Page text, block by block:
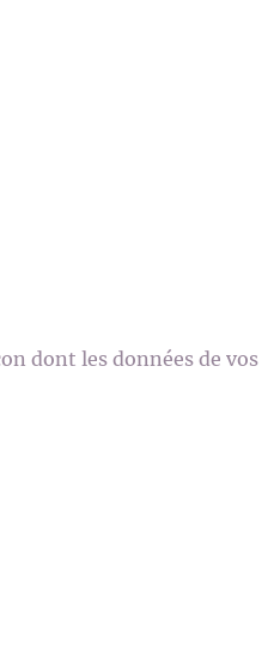
dont les données de vos